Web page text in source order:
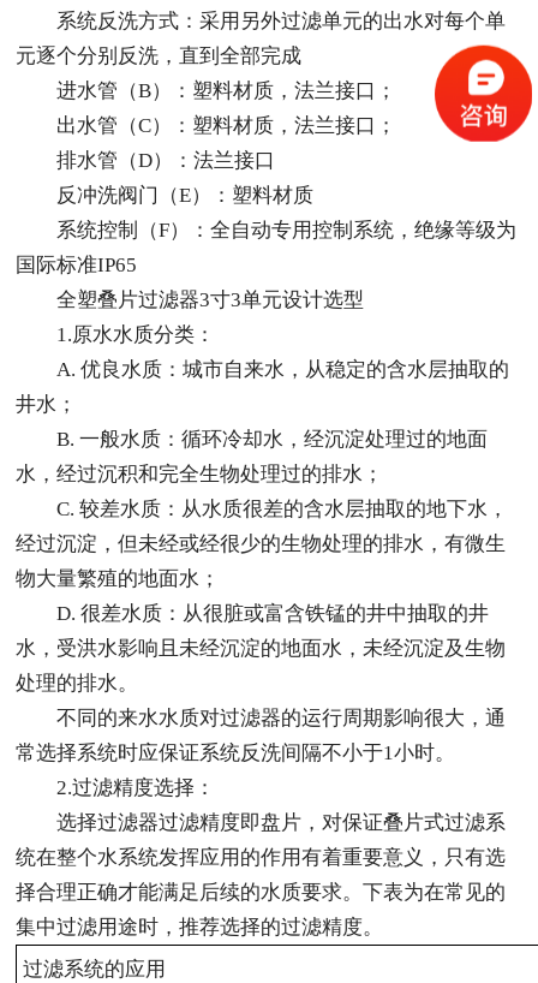
系统反洗方式：采用另外过滤单元的出水对每个单
元逐个分别反洗，直到全部完成
进水管（B）：塑料材质，法兰接口；
出水管（C）：塑料材质，法兰接口；
排水管（D）：法兰接口
反冲洗阀门（E）：塑料材质
系统控制（F）：全自动专用控制系统，绝缘等级为
国际标准IP65
全塑叠片过滤器3寸3单元设计选型
1.原水水质分类：
A. 优良水质：城市自来水，从稳定的含水层抽取的
井水；
B. 一般水质：循环冷却水，经沉淀处理过的地面
水，经过沉积和完全生物处理过的排水；
C. 较差水质：从水质很差的含水层抽取的地下水，
经过沉淀，但未经或经很少的生物处理的排水，有微生
物大量繁殖的地面水；
D. 很差水质：从很脏或富含铁锰的井中抽取的井
水，受洪水影响且未经沉淀的地面水，未经沉淀及生物
处理的排水。
不同的来水水质对过滤器的运行周期影响很大，通
常选择系统时应保证系统反洗间隔不小于1小时。
2.过滤精度选择：
选择过滤器过滤精度即盘片，对保证叠片式过滤系
统在整个水系统发挥应用的作用有着重要意义，只有选
择合理正确才能满足后续的水质要求。下表为在常见的
集中过滤用途时，推荐选择的过滤精度。
过滤系统的应用